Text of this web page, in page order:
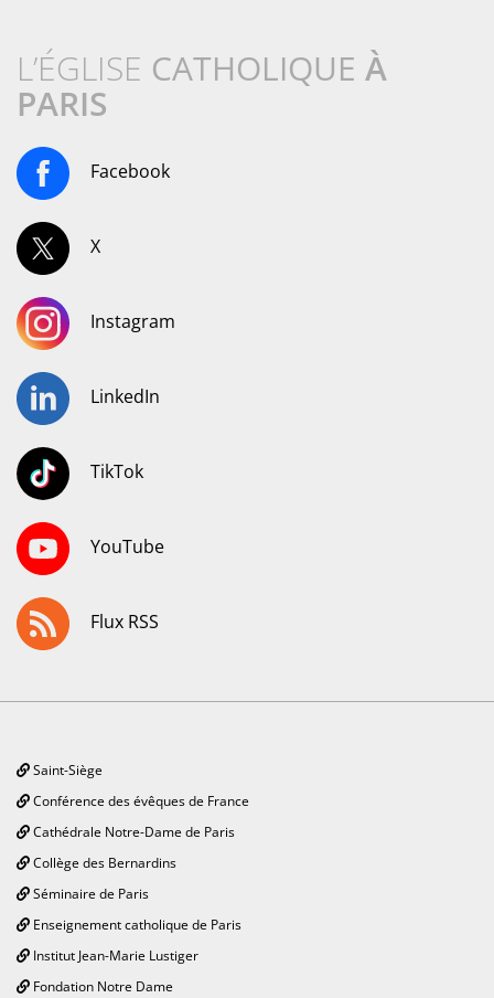
L’ÉGLISE CATHOLIQUE À
PARIS
Facebook
X
Instagram
LinkedIn
TikTok
YouTube
Flux RSS
Saint-Siège
Conférence des évêques de France
Cathédrale Notre-Dame de Paris
Collège des Bernardins
Séminaire de Paris
Enseignement catholique de Paris
Institut Jean-Marie Lustiger
Fondation Notre Dame